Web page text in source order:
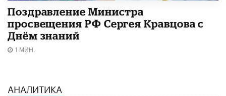
Поздравление Министра
просвещения РФ Сергея Кравцова с
Днём знаний
1 МИН.
АНАЛИТИКА